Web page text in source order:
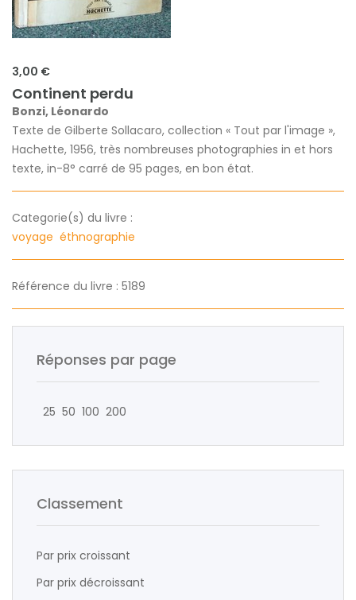
3,00 €
Continent perdu
Bonzi, Léonardo
Texte de Gilberte Sollacaro, collection « Tout par l'image »,
Hachette, 1956, très nombreuses photographies in et hors
texte, in-8° carré de 95 pages, en bon état.
Categorie(s) du livre :
voyage éthnographie
Référence du livre : 5189
Réponses par page
25 50 100 200
Classement
Par prix croissant
Par prix décroissant